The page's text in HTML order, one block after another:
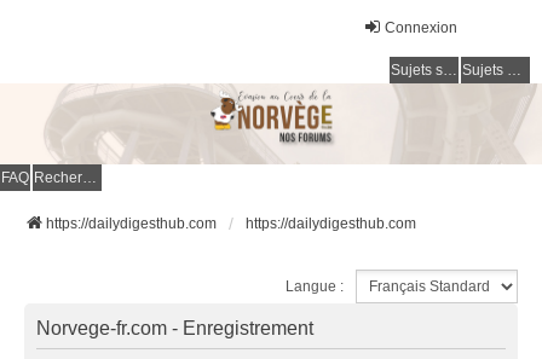
Connexion
Sujets sans réponse Sujets actifs
FAQ Rechercher
https://dailydigesthub.com https://dailydigesthub.com
Langue :
Norvege-fr.com - Enregistrement